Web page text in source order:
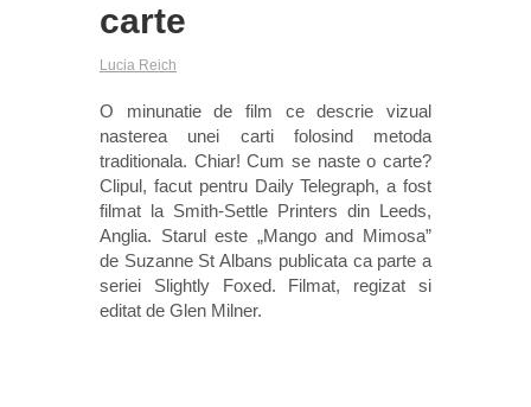
carte
Lucia Reich
O minunatie de film ce descrie vizual
nasterea unei carti folosind metoda
traditionala. Chiar! Cum se naste o carte?
Clipul, facut pentru Daily Telegraph, a fost
filmat la Smith-Settle Printers din Leeds,
Anglia. Starul este „Mango and Mimosa”
de Suzanne St Albans publicata ca parte a
seriei Slightly Foxed. Filmat, regizat si
editat de Glen Milner.